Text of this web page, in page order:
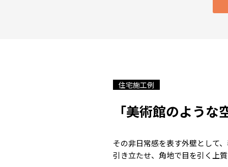
住宅施工例
「美術館のよう
その非日常感を表す外壁として
引き立たせ、角地で目を引く上